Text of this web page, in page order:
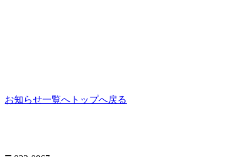
お知らせ一覧へ トップへ戻る